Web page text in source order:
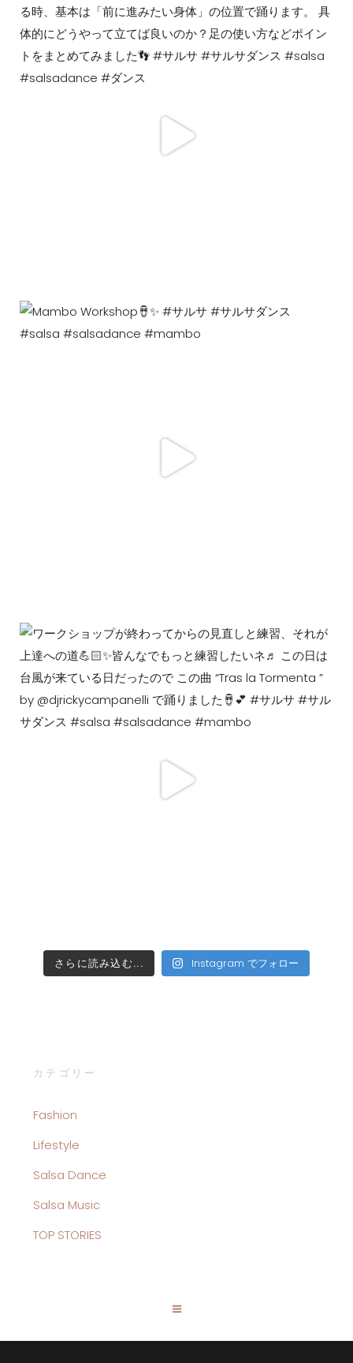
さらに読み込む... Instagram でフォロー
カテゴリー
Fashion
Lifestyle
Salsa Dance
Salsa Music
TOP STORIES